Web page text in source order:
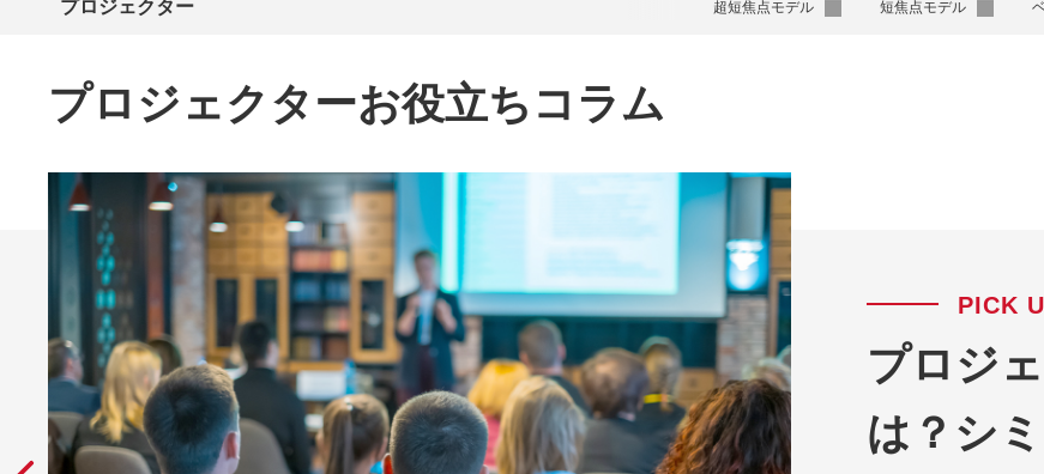
プロジェクター 超短焦点モデル 短焦点モデル
プロジェクターお役立ちコラム
PICK
プロジ
は？シ